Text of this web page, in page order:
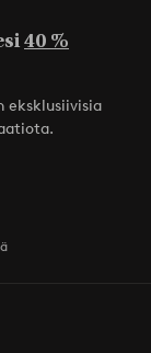
40 %
eksklusiivisia